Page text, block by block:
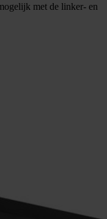
met de linker- en